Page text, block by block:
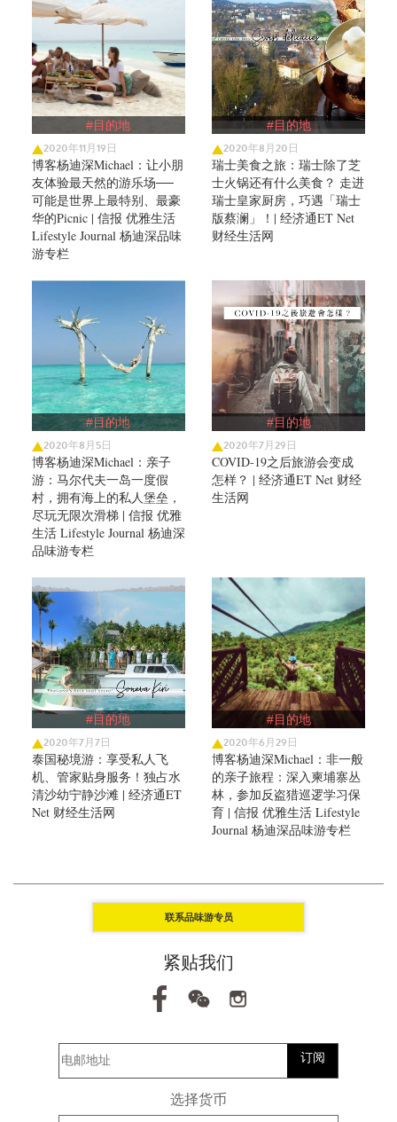
#目的地
2020年11月19日
博客杨迪深Michael：让小朋
友体验最天然的游乐场──
可能是世界上最特别、最豪
华的Picnic | 信报 优雅生活
Lifestyle Journal 杨迪深品味
游专栏
#目的地
2020年8月20日
瑞士美食之旅：瑞士除了芝
士火锅还有什么美食？ 走进
瑞士皇家厨房，巧遇「瑞士
版蔡澜」！| 经济通ET Net
财经生活网
#目的地
2020年8月5日
博客杨迪深Michael：亲子
游：马尔代夫一岛一度假
村，拥有海上的私人堡垒，
尽玩无限次滑梯 | 信报 优雅
生活 Lifestyle Journal 杨迪深
品味游专栏
#目的地
2020年7月29日
COVID-19之后旅游会变成
怎样？ | 经济通ET Net 财经
生活网
#目的地
2020年7月7日
泰国秘境游：享受私人飞
机、管家贴身服务！独占水
清沙幼宁静沙滩 | 经济通ET
Net 财经生活网
#目的地
2020年6月29日
博客杨迪深Michael：非一般
的亲子旅程：深入柬埔寨丛
林，参加反盗猎巡逻学习保
育 | 信报 优雅生活 Lifestyle
Journal 杨迪深品味游专栏
联系品味游专员
紧贴我们
订阅
选择货币